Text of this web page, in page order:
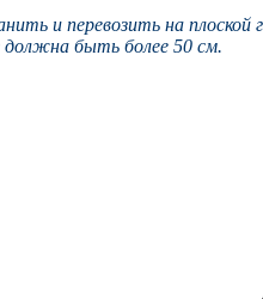
и перевозить на плоской
быть более 50 см.